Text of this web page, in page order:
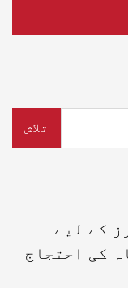
تلاش
کے لیے
کی احتجاج